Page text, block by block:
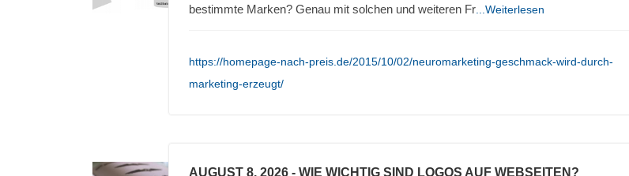
bestimmte Marken? Genau mit solchen und weiteren Fr ...Weiterlesen
https://homepage-nach-preis.de/2015/10/02/neuromarketing-geschmack-wird-durch-
marketing-erzeugt/
AUGUST 8, 2026 - WIE WICHTIG SIND LOGOS AUF WEBSEITEN?